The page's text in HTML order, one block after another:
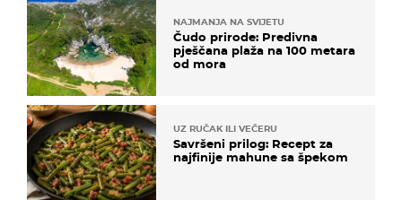
NAJMANJA NA SVIJETU
Čudo prirode: Predivna
pješčana plaža na 100 metara
od mora
UZ RUČAK ILI VEČERU
Savršeni prilog: Recept za
najfinije mahune sa špekom